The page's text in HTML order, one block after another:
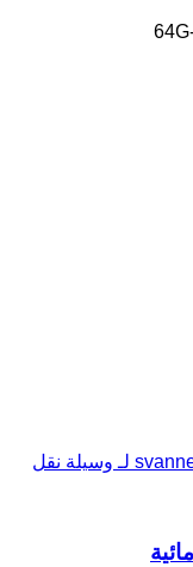
svanneck 36T Sisu لـ وسيلة نقل